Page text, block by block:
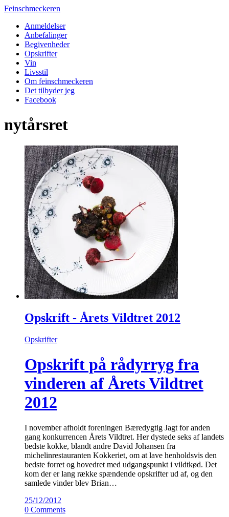
Feinschmeckeren
Anmeldelser
Anbefalinger
Begivenheder
Opskrifter
Vin
Livsstil
Om feinschmeckeren
Det tilbyder jeg
Facebook
nytårsret
Opskrift - Årets Vildtret 2012
Opskrifter
Opskrift på rådyrryg fra
vinderen af Årets Vildtret
2012
I november afholdt foreningen Bæredygtig Jagt for anden
gang konkurrencen Årets Vildtret. Her dystede seks af landets
bedste kokke, blandt andre David Johansen fra
michelinrestauranten Kokkeriet, om at lave henholdsvis den
bedste forret og hovedret med udgangspunkt i vildtkød. Det
kom der er lang række spændende opskrifter ud af, og den
samlede vinder blev Brian…
25/12/2012
0 Comments